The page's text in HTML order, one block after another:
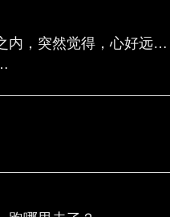
内，突然觉得，心好远…